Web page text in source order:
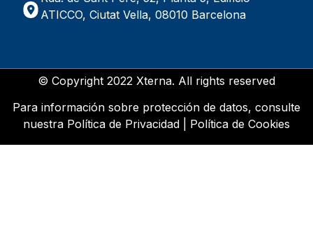
ATICCO, Ciutat Vella, 08010 Barcelona
© Copyright 2022 Xterna. All rights reserved
Para información sobre protección de datos, consulte
nuestra Política de Privacidad Política de Cookies